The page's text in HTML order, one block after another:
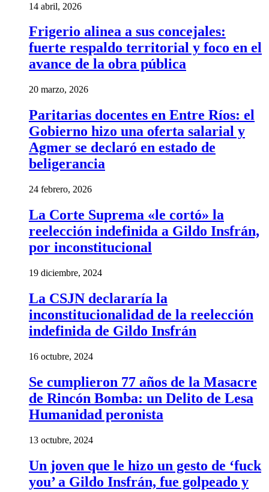
14 abril, 2026
Frigerio alinea a sus concejales:
fuerte respaldo territorial y foco en el
avance de la obra pública
20 marzo, 2026
Paritarias docentes en Entre Ríos: el
Gobierno hizo una oferta salarial y
Agmer se declaró en estado de
beligerancia
24 febrero, 2026
La Corte Suprema «le cortó» la
reelección indefinida a Gildo Insfrán,
por inconstitucional
19 diciembre, 2024
La CSJN declararía la
inconstitucionalidad de la reelección
indefinida de Gildo Insfrán
16 octubre, 2024
Se cumplieron 77 años de la Masacre
de Rincón Bomba: un Delito de Lesa
Humanidad peronista
13 octubre, 2024
Un joven que le hizo un gesto de ‘fuck
you’ a Gildo Insfrán, fue golpeado y